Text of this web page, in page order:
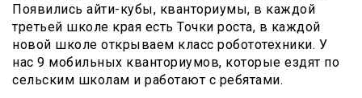
Появились айти-кубы, кванториумы, в каждой
третьей школе края есть Точки роста, в каждой
новой школе открываем класс робототехники. У
нас 9 мобильных кванториумов, которые ездят по
сельским школам и работают с ребятами.